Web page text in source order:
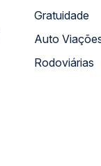
Gratuidade
Auto
Rodoviárias